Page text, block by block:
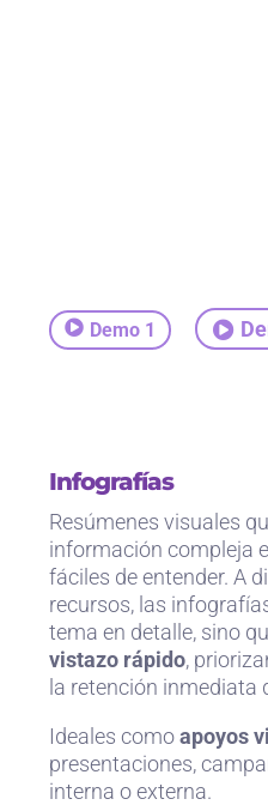
Demo 1
Infografías
Resúmenes visuales
información compleja
fáciles de entender. A
recursos, las
tema en detalle, sino
vistazo rápido,
la retención inmediata
Ideales comoapoyos
presentaciones,
interna o externa.